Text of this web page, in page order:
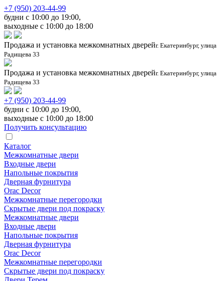
+7 (950) 203-44-99
будни с 10:00 до 19:00,
выходные с 10:00 до 18:00
Продажа и установка межкомнатных дверейг. Екатеринбург, улица
Радищева 33
Продажа и установка межкомнатных дверейг. Екатеринбург, улица
Радищева 33
+7 (950) 203-44-99
будни с 10:00 до 19:00,
выходные с 10:00 до 18:00
Получить консультацию
Каталог
Межкомнатные двери
Входные двери
Напольные покрытия
Дверная фурнитура
Orac Decor
Межкомнатные перегородки
Скрытые двери под покраскy
Межкомнатные двери
Входные двери
Напольные покрытия
Дверная фурнитура
Orac Decor
Межкомнатные перегородки
Скрытые двери под покраскy